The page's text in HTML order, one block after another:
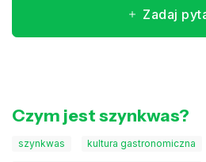
Zadaj
Czym jest szynkwas?
szynkwas kultura gastronomiczna